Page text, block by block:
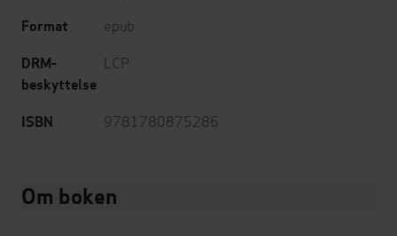
Format epub
DRM-
beskyttelse
LCP
ISBN 9781780875286
Om boken